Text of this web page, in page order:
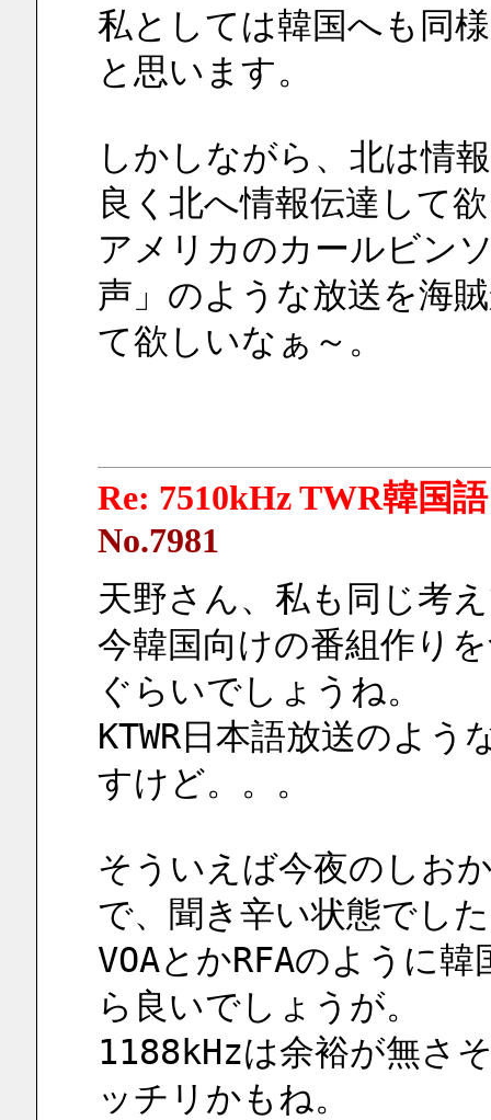
私としては韓国へも同
と思います。
しかしながら、北は情
良く北へ情報伝達して
アメリカのカールビン
声」のような放送を海
て欲しいなぁ～。
Re: 7510kHz TWR韓国語
No.7981
天野さん、私も同じ考
今韓国向けの番組作り
ぐらいでしょうね。
KTWR日本語放送のよ
すけど。。。
そういえば今夜のしお
で、聞き辛い状態でし
VOAとかRFAのように
ら良いでしょうが。
1188kHzは余裕が無さ
ッチリかもね。